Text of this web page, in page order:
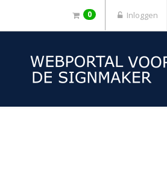
0 Inloggen